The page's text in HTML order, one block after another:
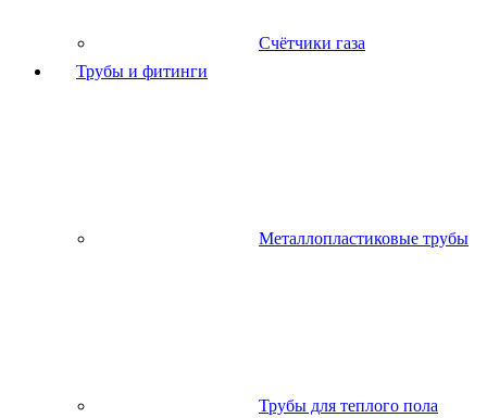
Счётчики газа
Трубы и фитинги
Металлопластиковые трубы
Трубы для теплого пола